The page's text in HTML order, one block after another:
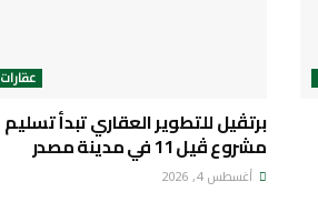
عقارات
برتڤيل للتطوير العقاري تبدأ تسليم
مشروع ڤيل 11 في مدينة مصدر
أغسطس 4, 2026